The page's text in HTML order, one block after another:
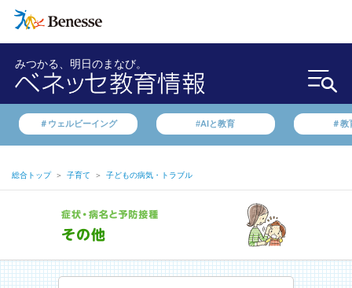
みつかる、明日のまなび。
＃ウェルビーイング #AIと教育 ＃教
総合トップ ＞ 子育て ＞ 子どもの病気・トラブル